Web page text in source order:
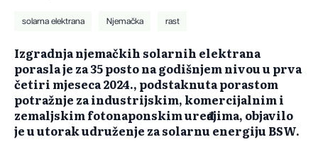
solarna elektrana Njemačka rast
Izgradnja njemačkih solarnih elektrana
porasla je za 35 posto na godišnjem nivou u prva
četiri mjeseca 2024., podstaknuta porastom
potražnje za industrijskim, komercijalnim i
zemaljskim fotonaponskim uređajima, objavilo
je u utorak udruženje za solarnu energiju BSW.